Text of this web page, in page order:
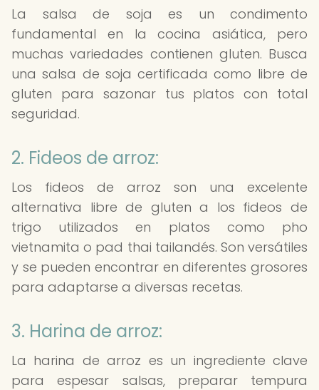
La salsa de soja es un condimento
fundamental en la cocina asiática, pero
muchas variedades contienen gluten. Busca
una salsa de soja certificada como libre de
gluten para sazonar tus platos con total
seguridad.
2. Fideos de arroz:
Los fideos de arroz son una excelente
alternativa libre de gluten a los fideos de
trigo utilizados en platos como pho
vietnamita o pad thai tailandés. Son versátiles
y se pueden encontrar en diferentes grosores
para adaptarse a diversas recetas.
3. Harina de arroz:
La harina de arroz es un ingrediente clave
para espesar salsas, preparar tempura